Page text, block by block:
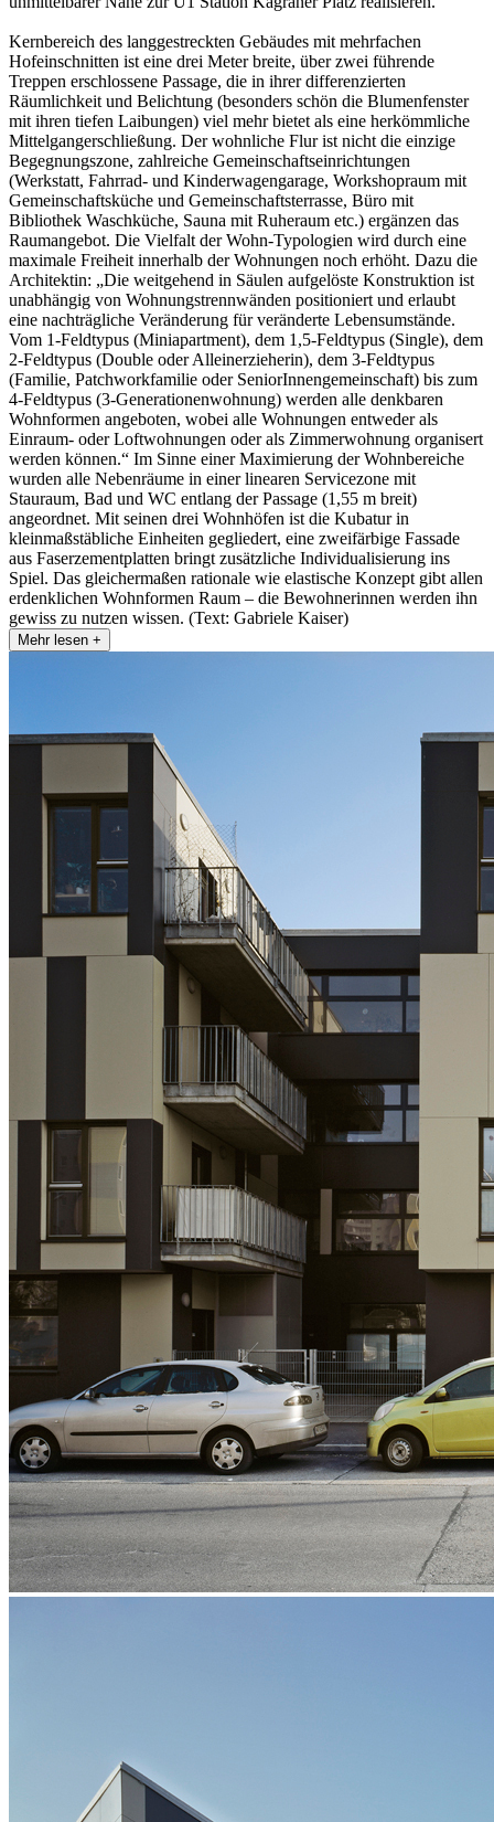
Kernbereich des langgestreckten Gebäudes mit mehrfachen
Hofeinschnitten ist eine drei Meter breite, über zwei führende
Treppen erschlossene Passage, die in ihrer differenzierten
Räumlichkeit und Belichtung (besonders schön die Blumenfenster
mit ihren tiefen Laibungen) viel mehr bietet als eine herkömmliche
Mittelgangerschließung. Der wohnliche Flur ist nicht die einzige
Begegnungszone, zahlreiche Gemeinschaftseinrichtungen
(Werkstatt, Fahrrad- und Kinderwagengarage, Workshopraum mit
Gemeinschaftsküche und Gemeinschaftsterrasse, Büro mit
Bibliothek Waschküche, Sauna mit Ruheraum etc.) ergänzen das
Raumangebot. Die Vielfalt der Wohn-Typologien wird durch eine
maximale Freiheit innerhalb der Wohnungen noch erhöht. Dazu die
Architektin: „Die weitgehend in Säulen aufgelöste Konstruktion ist
unabhängig von Wohnungstrennwänden positioniert und erlaubt
eine nachträgliche Veränderung für veränderte Lebensumstände.
Vom 1-Feldtypus (Miniapartment), dem 1,5-Feldtypus (Single), dem
2-Feldtypus (Double oder Alleinerzieherin), dem 3-Feldtypus
(Familie, Patchworkfamilie oder SeniorInnengemeinschaft) bis zum
4-Feldtypus (3-Generationenwohnung) werden alle denkbaren
Wohnformen angeboten, wobei alle Wohnungen entweder als
Einraum- oder Loftwohnungen oder als Zimmerwohnung organisert
werden können.“ Im Sinne einer Maximierung der Wohnbereiche
wurden alle Nebenräume in einer linearen Servicezone mit
Stauraum, Bad und WC entlang der Passage (1,55 m breit)
angeordnet. Mit seinen drei Wohnhöfen ist die Kubatur in
kleinmaßstäbliche Einheiten gegliedert, eine zweifärbige Fassade
aus Faserzementplatten bringt zusätzliche Individualisierung ins
Spiel. Das gleichermaßen rationale wie elastische Konzept gibt allen
erdenklichen Wohnformen Raum – die Bewohnerinnen werden ihn
gewiss zu nutzen wissen. (Text: Gabriele Kaiser)
Mehr lesen +